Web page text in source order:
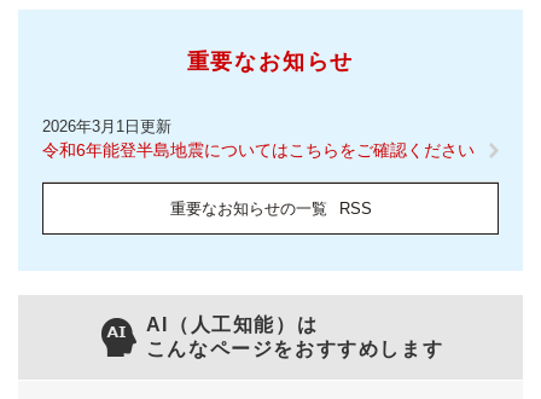
重要なお知らせ
2026年3月1日更新
令和6年能登半島地震についてはこちらをご確認ください
重要なお知らせの一覧 RSS
AI（人工知能）は
こんなページをおすすめします